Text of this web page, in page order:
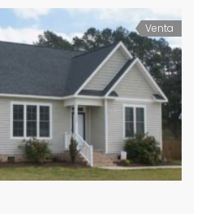
Venta